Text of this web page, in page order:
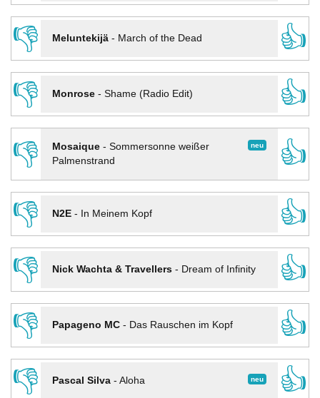
👎
Meluntekijä- March of the Dead
👍
👎
Monrose- Shame (Radio Edit)
👍
👎
neu
Mosaique- Sommersonne weißer
Palmenstrand
👍
👎
N2E- In Meinem Kopf
👍
👎
Nick Wachta & Travellers- Dream of Infinity
👍
👎
Papageno MC- Das Rauschen im Kopf
👍
👎
neu
Pascal Silva- Aloha
👍